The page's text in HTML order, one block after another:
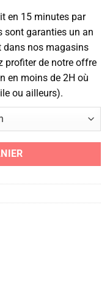
en 15 minutes par
sont garanties un an
dans nos magasins
profiter de notre offre
en moins de 2H où
ou ailleurs).